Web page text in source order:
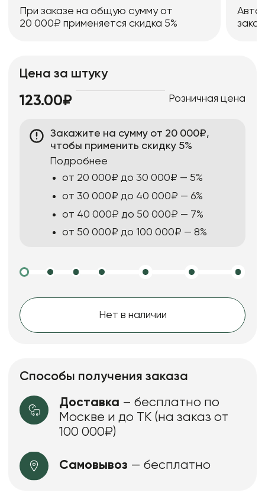
При заказе на общую сумму от
20 000₽ применяется скидка 5%
Цена за штуку
123.00₽ Розничная цена
Закажите на сумму от 20 000₽,
чтобы применить скидку 5%
Подробнее
от 20 000₽ до 30 000₽ — 5%
от 30 000₽ до 40 000₽ — 6%
от 40 000₽ до 50 000₽ — 7%
от 50 000₽ до 100 000₽ — 8%
Нет в наличии
Способы получения заказа
Доставка – бесплатно по
Москве и до ТК (на заказ от
100 000₽)
Самовывоз — бесплатно